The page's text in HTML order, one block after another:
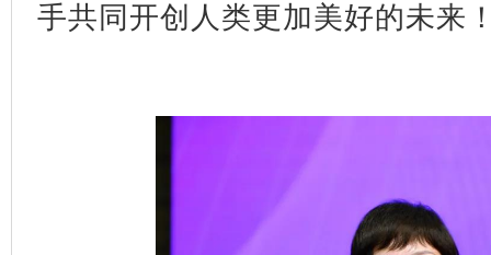
手共同开创人类更加美好的未来